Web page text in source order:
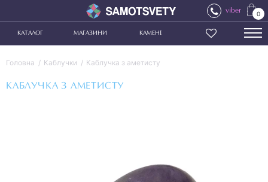
viber 0
КАТАЛОГ МАГАЗИНИ КАМЕНІ
Головна Каблучки Каблучка з аметисту
КАБЛУЧКА З АМЕТИСТУ